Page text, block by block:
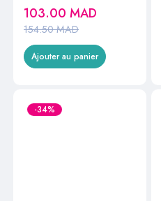
MEDIUM
154.50MAD
103.00 MAD
Ajouter au panier
-34%